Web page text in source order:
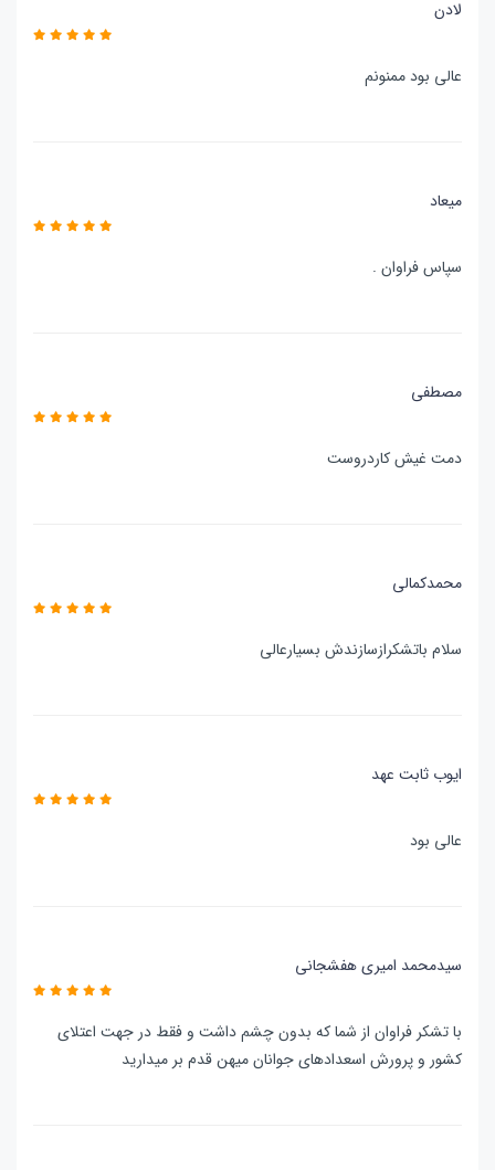
لادن
عالی بود ممنونم
میعاد
سپاس فراوان .
مصطفی
دمت غیش کاردروست
محمدکمالی
سلام باتشکرازسازندش بسیارعالی
ایوب ثابت عهد
عالی بود
سیدمحمد امیری هفشجانی
با تشکر فراوان از شما که بدون چشم داشت و فقط در جهت اعتلای
کشور و پرورش اسعدادهای جوانان میهن قدم بر میدارید